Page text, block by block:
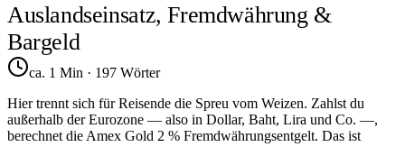
Auslandseinsatz, Fremdwährung &
Bargeld
ca. 1 Min · 197 Wörter
Hier trennt sich für Reisende die Spreu vom Weizen. Zahlst du
außerhalb der Eurozone — also in Dollar, Baht, Lira und Co. —,
berechnet die Amex Gold 2 % Fremdwährungsentgelt. Das ist